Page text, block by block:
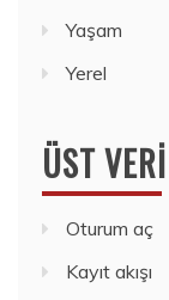
Yaşam
Yerel
ÜST VERI
Oturum aç
Kayıt akışı